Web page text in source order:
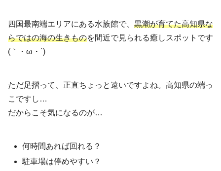
四国最南端エリアにある水族館で、 黒潮が育てた高知県な
らではの海の生きものを間近で見られる癒しスポットです
(｀・ω・´)
ただ足摺って、正直ちょっと遠いですよね。高知県の端っ
こですし…
だからこそ気になるのが…
何時間あれば回れる？
駐車場は停めやすい？